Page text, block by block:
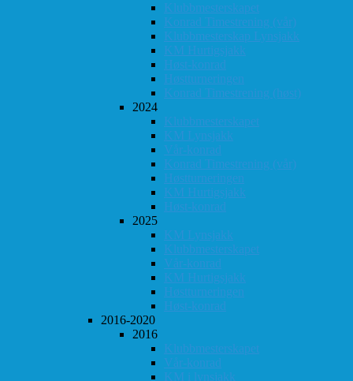
Klubbmesterskapet
Konrad Timestrening (vår)
Klubbmesterskap Lynsjakk
KM Hurtigsjakk
Høst-konrad
Høstturneringen
Konrad Timestrening (høst)
2024
Klubbmesterskapet
KM Lynsjakk
Vår-konrad
Konrad Timestrening (vår)
Høstturneringen
KM Hurtigsjakk
Høst-konrad
2025
KM Lynsjakk
Klubbmesterskapet
Vår-konrad
KM Hurtigsjakk
Høstturneringen
Høst-konrad
2016-2020
2016
Klubbmesterskapet
Vår-konrad
KM i lynsjakk